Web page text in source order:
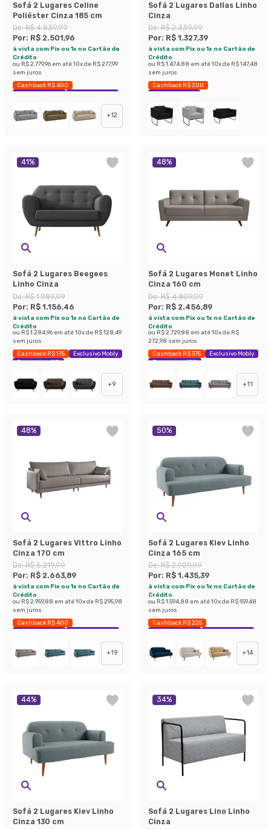
Sofá 2 Lugares Celine
Poliéster Cinza 185 cm
De:R$ 4.539,99
Por: R$ 2.501,96
à vista com Pix ou 1x no Cartão de
Crédito
ou R$ 2.779,96 em até10x de R$ 277,99
sem juros
Cashback R$ 400
Exclusivo Mobly
Economize 44%
+12
Sofá 2 Lugares Dallas Linho
Cinza
De:R$ 2.339,99
Por: R$ 1.327,39
à vista com Pix ou 1x no Cartão de
Crédito
ou R$ 1.474,88 em até10x de R$ 147,48
sem juros
Cashback R$ 200
Economize 43%
41%
Sofá 2 Lugares Beegees
Linho Cinza
De:R$ 1.989,99
Por: R$ 1.156,46
à vista com Pix ou 1x no Cartão de
Crédito
ou R$ 1.284,96 em até10x de R$ 128,49
sem juros
Cashback R$ 175
Exclusivo Mobly
Economize 41%
+9
48%
Sofá 2 Lugares Monet Linho
Cinza 160 cm
De:R$ 4.809,99
Por: R$ 2.456,89
à vista com Pix ou 1x no Cartão de
Crédito
ou R$ 2.729,88 em até10x de R$
272,98 sem juros
Cashback R$ 375
Exclusivo Mobly
Economize 48%
+11
48%
Sofá 2 Lugares Vittro Linho
Cinza 170 cm
De:R$ 5.219,99
Por: R$ 2.663,89
à vista com Pix ou 1x no Cartão de
Crédito
ou R$ 2.959,88 em até10x de R$ 295,98
sem juros
Cashback R$ 400
Exclusivo Mobly
Economize 48%
+19
50%
Sofá 2 Lugares Kiev Linho
Cinza 165 cm
De:R$ 2.909,99
Por: R$ 1.435,39
à vista com Pix ou 1x no Cartão de
Crédito
ou R$ 1.594,88 em até10x de R$ 159,48
sem juros
Cashback R$ 225
Exclusivo Mobly
Economize 50%
+14
44%
Sofá 2 Lugares Kiev Linho
Cinza 130 cm
34%
Sofá 2 Lugares Lino Linho
Cinza